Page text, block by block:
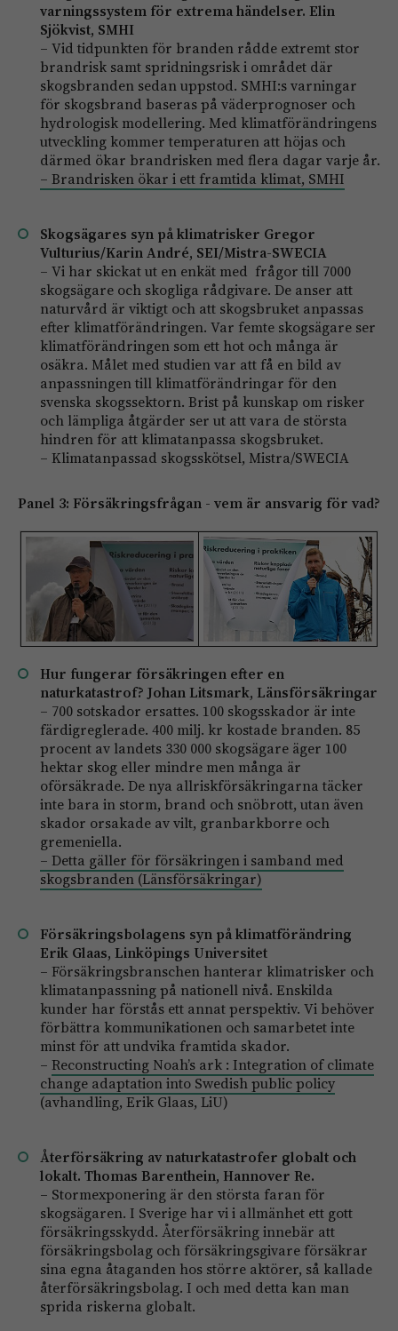
varningssystem för extrema händelser. Elin
Sjökvist, SMHI
– Vid tidpunkten för branden rådde extremt stor
brandrisk samt spridningsrisk i området där
skogsbranden sedan uppstod. SMHI:s varningar
för skogsbrand baseras på väderprognoser och
hydrologisk modellering. Med klimatförändringens
utveckling kommer temperaturen att höjas och
därmed ökar brandrisken med flera dagar varje år.
– Brandrisken ökar i ett framtida klimat, SMHI
Skogsägares syn på klimatrisker Gregor
Vulturius/Karin André, SEI/Mistra-­SWECIA
– Vi har skickat ut en enkät med frågor till 7000
skogsägare och skogliga rådgivare. De anser att
naturvård är viktigt och att skogsbruket anpassas
efter klimatförändringen. Var femte skogsägare ser
klimatförändringen som ett hot och många är
osäkra. Målet med studien var att få en bild av
anpassningen till klimatförändringar för den
svenska skogssektorn. Brist på kunskap om risker
och lämpliga åtgärder ser ut att vara de största
hindren för att klimatanpassa skogsbruket.
– Klimatanpassad skogsskötsel, Mistra/SWECIA
Panel 3: Försäkringsfrågan -­ vem är ansvarig för vad?
Hur fungerar försäkringen efter en
naturkatastrof? Johan Litsmark, Länsförsäkringar
– 700 sotskador ersattes. 100 skogsskador är inte
färdigreglerade. 400 milj. kr kostade branden. 85
procent av landets 330 000 skogsägare äger 100
hektar skog eller mindre men många är
oförsäkrade. De nya allriskförsäkringarna täcker
inte bara in storm, brand och snöbrott, utan även
skador orsakade av vilt, granbarkborre och
gremeniella.
– Detta gäller för försäkringen i samband med
skogsbranden (Länsförsäkringar)
Försäkringsbolagens syn på klimatförändring
Erik Glaas, Linköpings Universitet
– Försäkringsbranschen hanterar klimatrisker och
klimatanpassning på nationell nivå. Enskilda
kunder har förstås ett annat perspektiv. Vi behöver
förbättra kommunikationen och samarbetet inte
minst för att undvika framtida skador.
– Reconstructing Noah’s ark : Integration of climate
change adaptation into Swedish public policy
(avhandling, Erik Glaas, LiU)
Återförsäkring av naturkatastrofer globalt och
lokalt. Thomas Barenthein, Hannover Re.
– Stormexponering är den största faran för
skogsägaren. I Sverige har vi i allmänhet ett gott
försäkringsskydd. Återförsäkring innebär att
försäkringsbolag och försäkringsgivare försäkrar
sina egna åtaganden hos större aktörer, så kallade
återförsäkringsbolag. I och med detta kan man
sprida riskerna globalt.